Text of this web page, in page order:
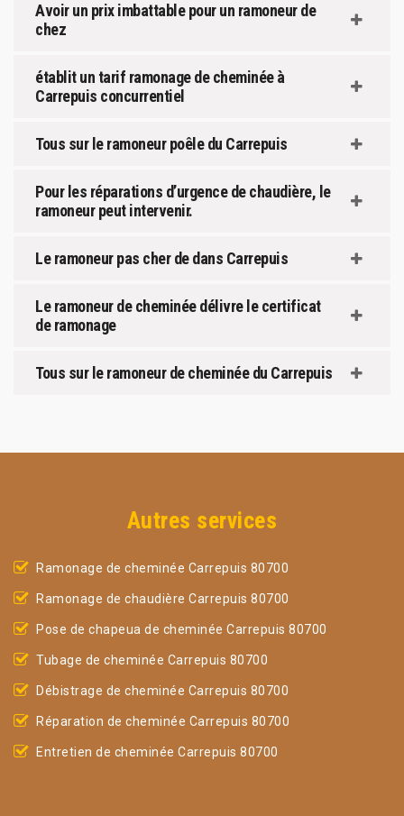
Avoir un prix imbattable pour un ramoneur de
chez
établit un tarif ramonage de cheminée à
Carrepuis concurrentiel
Tous sur le ramoneur poêle du Carrepuis
Pour les réparations d’urgence de chaudière, le
ramoneur peut intervenir.
Le ramoneur pas cher de dans Carrepuis
Le ramoneur de cheminée délivre le certificat
de ramonage
Tous sur le ramoneur de cheminée du Carrepuis
Autres services
Ramonage de cheminée Carrepuis 80700
Ramonage de chaudière Carrepuis 80700
Pose de chapeua de cheminée Carrepuis 80700
Tubage de cheminée Carrepuis 80700
Débistrage de cheminée Carrepuis 80700
Réparation de cheminée Carrepuis 80700
Entretien de cheminée Carrepuis 80700